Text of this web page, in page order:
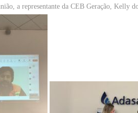
a representante da CEB Geração, Kelly